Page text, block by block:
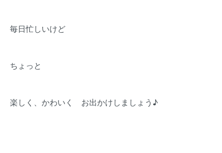
毎日忙しいけど
ちょっと
楽しく、かわいく お出かけしましょう♪